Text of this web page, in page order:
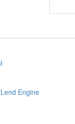
Engine